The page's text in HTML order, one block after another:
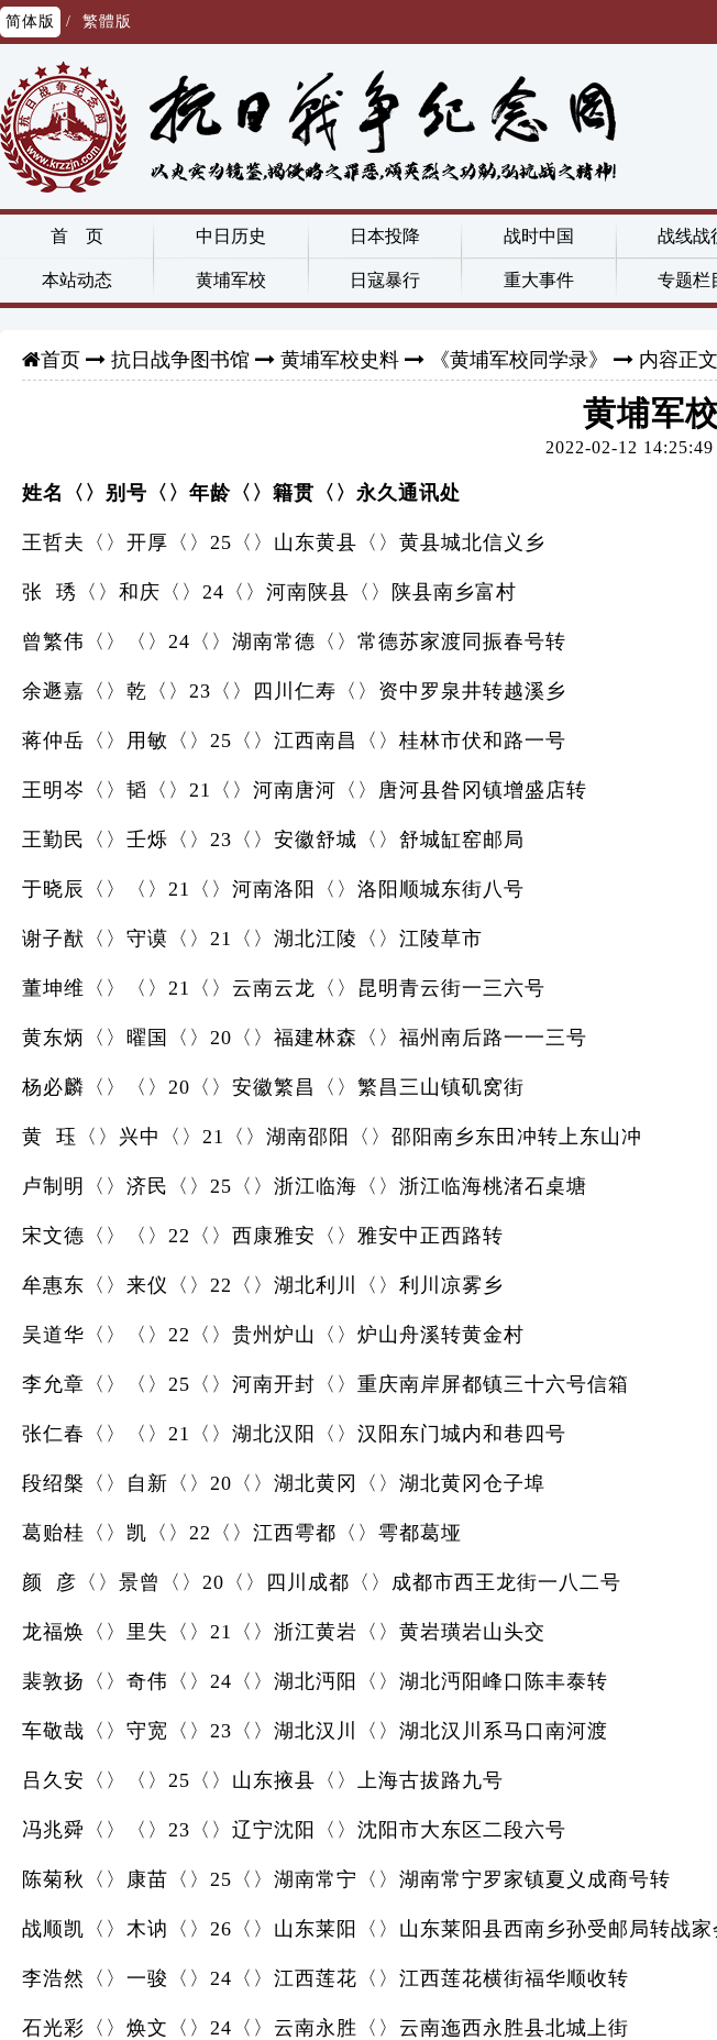
简体版 / 繁體版
首 页 中日历史 日本投降 战时中国 战线战
本站动态 黄埔军校 日寇暴行 重大事件 专题栏
首页 抗日战争图书馆 黄埔军校史料 《黄埔军校同学录》 内容正文
黄埔军
2022-02-12
姓名〈〉别号〈〉年龄〈〉籍贯〈〉永久通讯处
王哲夫〈〉开厚〈〉25〈〉山东黄县〈〉黄县城北信义乡
张 琇〈〉和庆〈〉24〈〉河南陕县〈〉陕县南乡富村
曾繁伟〈〉〈〉24〈〉湖南常德〈〉常德苏家渡同振春号转
余遯嘉〈〉乾〈〉23〈〉四川仁寿〈〉资中罗泉井转越溪乡
蒋仲岳〈〉用敏〈〉25〈〉江西南昌〈〉桂林市伏和路一号
王明岑〈〉韬〈〉21〈〉河南唐河〈〉唐河县昝冈镇增盛店转
王勤民〈〉壬烁〈〉23〈〉安徽舒城〈〉舒城缸窑邮局
于晓辰〈〉〈〉21〈〉河南洛阳〈〉洛阳顺城东街八号
谢子猷〈〉守谟〈〉21〈〉湖北江陵〈〉江陵草市
董坤维〈〉〈〉21〈〉云南云龙〈〉昆明青云街一三六号
黄东炳〈〉曜国〈〉20〈〉福建林森〈〉福州南后路一一三号
杨必麟〈〉〈〉20〈〉安徽繁昌〈〉繁昌三山镇矶窝街
黄 珏〈〉兴中〈〉21〈〉湖南邵阳〈〉邵阳南乡东田冲转上东山冲
卢制明〈〉济民〈〉25〈〉浙江临海〈〉浙江临海桃渚石桌塘
宋文德〈〉〈〉22〈〉西康雅安〈〉雅安中正西路转
牟惠东〈〉来仪〈〉22〈〉湖北利川〈〉利川凉雾乡
吴道华〈〉〈〉22〈〉贵州炉山〈〉炉山舟溪转黄金村
李允章〈〉〈〉25〈〉河南开封〈〉重庆南岸屏都镇三十六号信箱
张仁春〈〉〈〉21〈〉湖北汉阳〈〉汉阳东门城内和巷四号
段绍槃〈〉自新〈〉20〈〉湖北黄冈〈〉湖北黄冈仓子埠
葛贻桂〈〉凯〈〉22〈〉江西雩都〈〉雩都葛垭
颜 彦〈〉景曾〈〉20〈〉四川成都〈〉成都市西王龙街一八二号
龙福焕〈〉里失〈〉21〈〉浙江黄岩〈〉黄岩璜岩山头交
裴敦扬〈〉奇伟〈〉24〈〉湖北沔阳〈〉湖北沔阳峰口陈丰泰转
车敬哉〈〉守宽〈〉23〈〉湖北汉川〈〉湖北汉川系马口南河渡
吕久安〈〉〈〉25〈〉山东掖县〈〉上海古拔路九号
冯兆舜〈〉〈〉23〈〉辽宁沈阳〈〉沈阳市大东区二段六号
陈菊秋〈〉康苗〈〉25〈〉湖南常宁〈〉湖南常宁罗家镇夏义成商号转
战顺凯〈〉木讷〈〉26〈〉山东莱阳〈〉山东莱阳县西南乡孙受邮局转战
李浩然〈〉一骏〈〉24〈〉江西莲花〈〉江西莲花横街福华顺收转
石光彩〈〉焕文〈〉24〈〉云南永胜〈〉云南迤西永胜县北城上街